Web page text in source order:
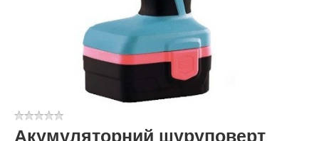
Акумуляторний шуруповерт